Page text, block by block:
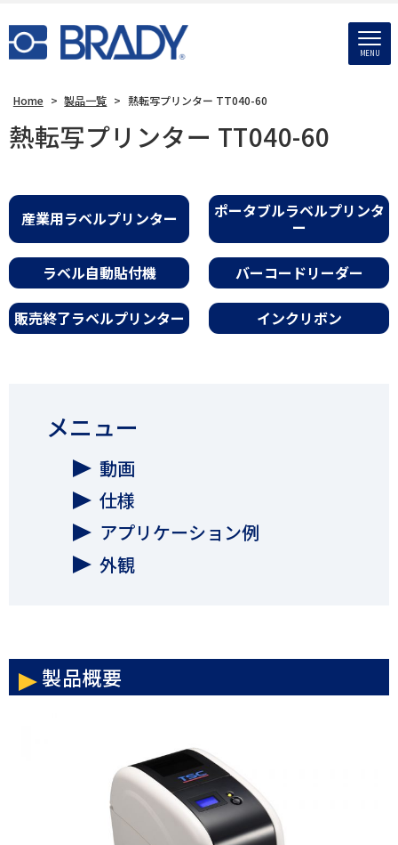
MENU
Home > 製品一覧 > 熱転写プリンター TT040-60
熱転写プリンター TT040-60
産業用ラベルプリンター ポータブルラベルプリンタ
ー
ラベル自動貼付機 バーコードリーダー
販売終了ラベルプリンター インクリボン
メニュー
動画
仕様
アプリケーション例
外観
製品概要